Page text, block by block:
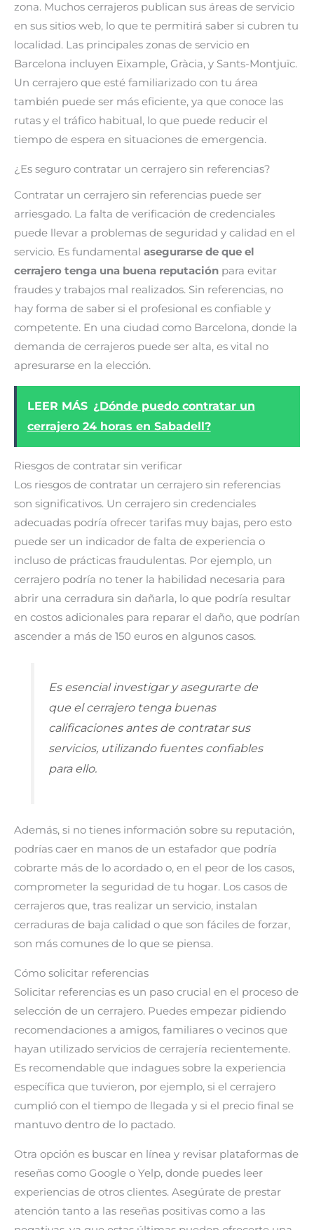
zona. Muchos cerrajeros publican sus áreas de servicio
en sus sitios web, lo que te permitirá saber si cubren tu
localidad. Las principales zonas de servicio en
Barcelona incluyen Eixample, Gràcia, y Sants-Montjuïc.
Un cerrajero que esté familiarizado con tu área
también puede ser más eficiente, ya que conoce las
rutas y el tráfico habitual, lo que puede reducir el
tiempo de espera en situaciones de emergencia.
¿Es seguro contratar un cerrajero sin referencias?
Contratar un cerrajero sin referencias puede ser
arriesgado. La falta de verificación de credenciales
puede llevar a problemas de seguridad y calidad en el
servicio. Es fundamental asegurarse de que el
cerrajero tenga una buena reputación para evitar
fraudes y trabajos mal realizados. Sin referencias, no
hay forma de saber si el profesional es confiable y
competente. En una ciudad como Barcelona, donde la
demanda de cerrajeros puede ser alta, es vital no
apresurarse en la elección.
LEER MÁS ¿Dónde puedo contratar un
cerrajero 24 horas en Sabadell?
Riesgos de contratar sin verificar
Los riesgos de contratar un cerrajero sin referencias
son significativos. Un cerrajero sin credenciales
adecuadas podría ofrecer tarifas muy bajas, pero esto
puede ser un indicador de falta de experiencia o
incluso de prácticas fraudulentas. Por ejemplo, un
cerrajero podría no tener la habilidad necesaria para
abrir una cerradura sin dañarla, lo que podría resultar
en costos adicionales para reparar el daño, que podrían
ascender a más de 150 euros en algunos casos.
Es esencial investigar y asegurarte de
que el cerrajero tenga buenas
calificaciones antes de contratar sus
servicios, utilizando fuentes confiables
para ello.
Además, si no tienes información sobre su reputación,
podrías caer en manos de un estafador que podría
cobrarte más de lo acordado o, en el peor de los casos,
comprometer la seguridad de tu hogar. Los casos de
cerrajeros que, tras realizar un servicio, instalan
cerraduras de baja calidad o que son fáciles de forzar,
son más comunes de lo que se piensa.
Cómo solicitar referencias
Solicitar referencias es un paso crucial en el proceso de
selección de un cerrajero. Puedes empezar pidiendo
recomendaciones a amigos, familiares o vecinos que
hayan utilizado servicios de cerrajería recientemente.
Es recomendable que indagues sobre la experiencia
específica que tuvieron, por ejemplo, si el cerrajero
cumplió con el tiempo de llegada y si el precio final se
mantuvo dentro de lo pactado.
Otra opción es buscar en línea y revisar plataformas de
reseñas como Google o Yelp, donde puedes leer
experiencias de otros clientes. Asegúrate de prestar
atención tanto a las reseñas positivas como a las